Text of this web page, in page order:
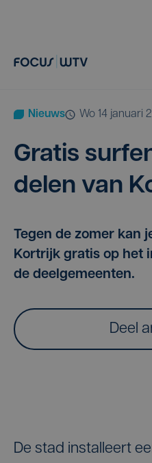
Nieuws wo 14 januari
Gra­tis
delen van
Tegen de zomer kan
Kortrijk gratis op het
de deelgemeenten.
Deel
De stad installeert